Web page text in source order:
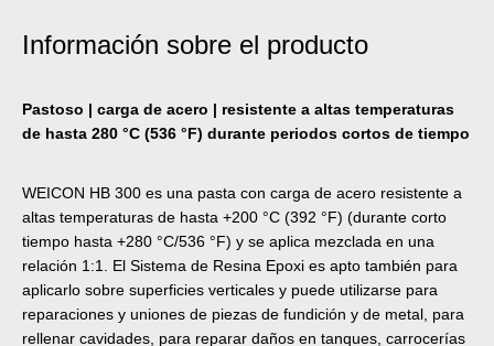
Información sobre el producto
Pastoso | carga de acero | resistente a altas temperaturas
de hasta 280 °C (536 °F) durante periodos cortos de tiempo
WEICON HB 300 es una pasta con carga de acero resistente a
altas temperaturas de hasta +200 °C (392 °F) (durante corto
tiempo hasta +280 °C/536 °F) y se aplica mezclada en una
relación 1:1. El Sistema de Resina Epoxi es apto también para
aplicarlo sobre superficies verticales y puede utilizarse para
reparaciones y uniones de piezas de fundición y de metal, para
rellenar cavidades, para reparar daños en tanques, carrocerías